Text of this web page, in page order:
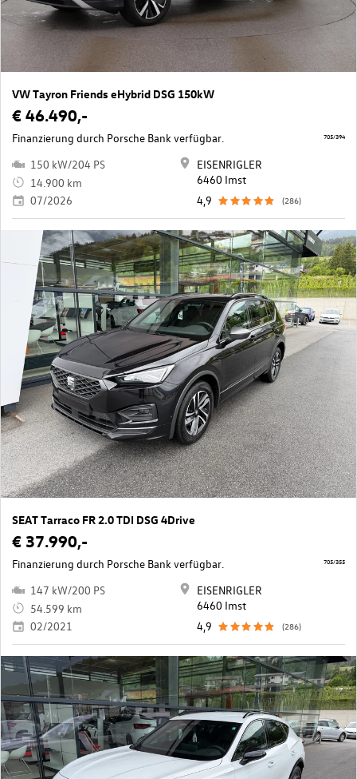
VW Tayron Friends eHybrid DSG 150kW
€ 46.490,-
Finanzierung durch Porsche Bank verfügbar.
150 kW/204 PS
14.900 km
07/2026
EISENRIGLER
6460 Imst
4,9
(286)
705/394
SEAT Tarraco FR 2.0 TDI DSG 4Drive
€ 37.990,-
Finanzierung durch Porsche Bank verfügbar.
147 kW/200 PS
54.599 km
02/2021
EISENRIGLER
6460 Imst
4,9
(286)
705/355